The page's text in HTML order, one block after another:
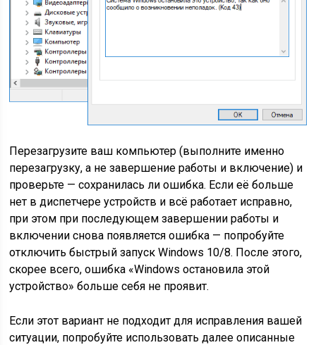
Перезагрузите ваш компьютер (выполните именно
перезагрузку, а не завершение работы и включение) и
проверьте — сохранилась ли ошибка. Если её больше
нет в диспетчере устройств и всё работает исправно,
при этом при последующем завершении работы и
включении снова появляется ошибка — попробуйте
отключить быстрый запуск Windows 10/8. После этого,
скорее всего, ошибка «Windows остановила этой
устройство» больше себя не проявит.
Если этот вариант не подходит для исправления вашей
ситуации, попробуйте использовать далее описанные